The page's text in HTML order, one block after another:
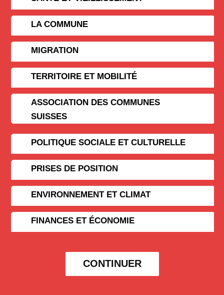
LA COMMUNE
MIGRATION
TERRITOIRE ET MOBILITÉ
ASSOCIATION DES COMMUNES
SUISSES
POLITIQUE SOCIALE ET CULTURELLE
PRISES DE POSITION
ENVIRONNEMENT ET CLIMAT
FINANCES ET ÉCONOMIE
CONTINUER